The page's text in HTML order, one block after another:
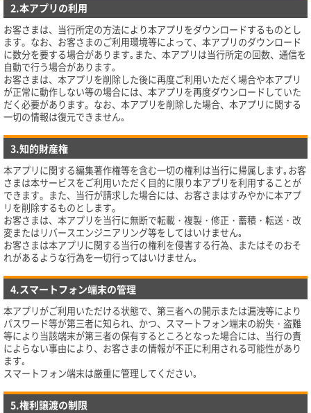
2.本アプリの利用
お客さまは、当行所定の方法により本アプリをダウンロードするものとし
ます。なお、お客さまのご利用環境等によって、本アプリのダウンロード
に数分を要する場合があります｡また、本アプリは当行所定の回数、通信を
自動で行う場合があります｡
お客さまは、本アプリを削除した後に再度ご利用いただく場合や本アプリ
が正常に動作しない等の場合には、本アプリを再度ダウンロードしていた
だく必要があります。なお、本アプリを削除した場合、本アプリに関する
一切の情報は復元できません｡
3.知的財産権
本アプリに関する編集著作権等を含む一切の権利は当行に帰属します｡お客
さまは本サービスをご利用いただく目的に限り本アプリを利用することが
できます。また、当行が請求した場合には、お客さまはすみやかに本アプ
リを削除するものとします。
お客さまは、本アプリを当行に無断で転載・複製・修正・蓄積・転送・改
変またはリバースエンジニアリング等をしてはいけません｡
お客さまは本アプリに関する当行の権利を侵害する行為、またはそのおそ
れがあるような行為を一切行ってはいけません｡
4.スマートフォン端末の管理
本アプリがご利用いただける状態で、第三者への開示または漏洩等により
パスワード等が第三者に知られ、かつ、スマートフォン端末の紛失・盗難
等により当該端末が第三者の保有するところとなった場合には、当行の責
によらない事由により、お客さまの情報が不正に利用される可能性があり
ます｡
スマートフォン端末は厳重に管理してください｡
5.権利譲渡の制限